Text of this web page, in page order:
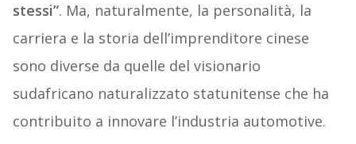
stessi”. Ma, naturalmente, la personalità, la
carriera e la storia dell’imprenditore cinese
sono diverse da quelle del visionario
sudafricano naturalizzato statunitense che ha
contribuito a innovare l’industria automotive.